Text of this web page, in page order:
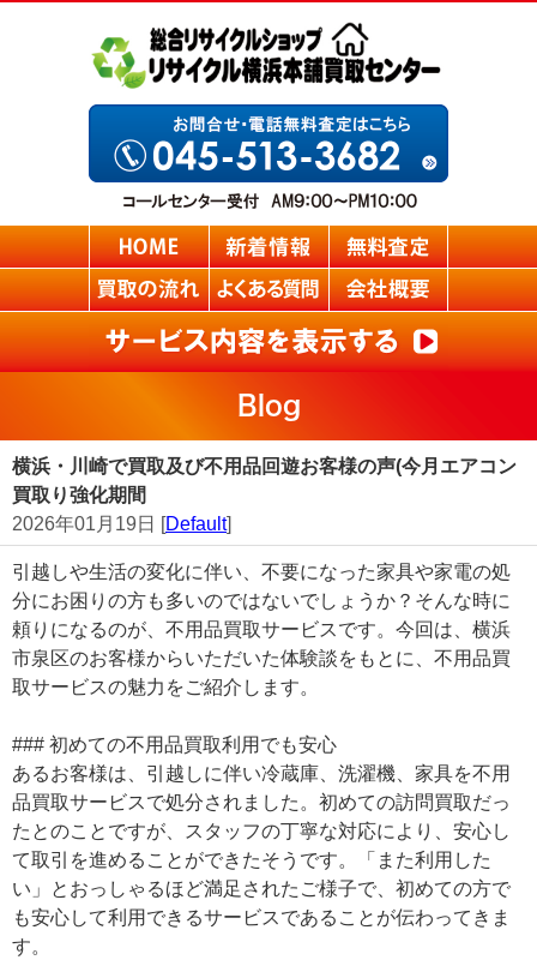
Blog
横浜・川崎で買取及び不用品回遊お客様の声(今月エアコン
買取り強化期間
2026年01月19日 [Default]
引越しや生活の変化に伴い、不要になった家具や家電の処
分にお困りの方も多いのではないでしょうか？そんな時に
頼りになるのが、不用品買取サービスです。今回は、横浜
市泉区のお客様からいただいた体験談をもとに、不用品買
取サービスの魅力をご紹介します。
### 初めての不用品買取利用でも安心
あるお客様は、引越しに伴い冷蔵庫、洗濯機、家具を不用
品買取サービスで処分されました。初めての訪問買取だっ
たとのことですが、スタッフの丁寧な対応により、安心し
て取引を進めることができたそうです。「また利用した
い」とおっしゃるほど満足されたご様子で、初めての方で
も安心して利用できるサービスであることが伝わってきま
す。